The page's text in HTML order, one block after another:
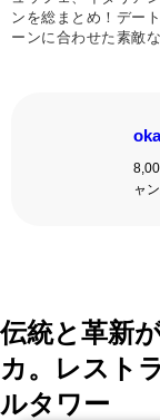
ンを総まとめ！デー
ーンに合わせた素敵
ャ
伝統と革新
カ。レスト
ルタワー